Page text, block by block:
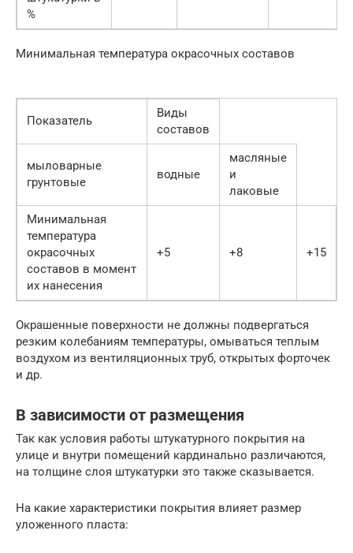
%
Минимальная температура окрасочных составов
Показатель
Виды
составов
мыловарные
грунтовые
водные
масляные
и
лаковые
Минимальная
температура
окрасочных
составов в момент
их нанесения
+5 +8 +15
Окрашенные поверхности не должны подвергаться
резким колебаниям температуры, омываться теплым
воздухом из вентиляционных труб, открытых форточек
и др.
В зависимости от размещения
Так как условия работы штукатурного покрытия на
улице и внутри помещений кардинально различаются,
на толщине слоя штукатурки это также сказывается.
На какие характеристики покрытия влияет размер
уложенного пласта: